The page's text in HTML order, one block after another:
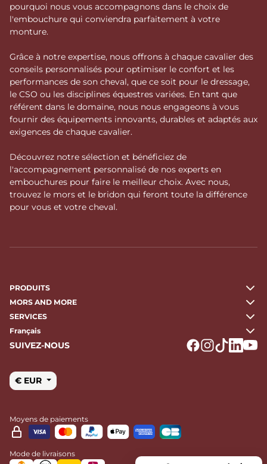
pourquoi nous vous accompagnons dans le choix de
l'embouchure qui conviendra parfaitement à votre
monture.
Grâce à notre expertise, nous offrons à chaque cavalier des
conseils personnalisés pour optimiser le confort et les
performances de son cheval, que ce soit pour le dressage,
le CSO ou les disciplines équestres variées. En tant que
référent dans le domaine, nous nous engageons à vous
fournir des équipements innovants, durables et adaptés aux
exigences de chaque cavalier.
Découvrez notre sélection et bénéficiez de
l'accompagnement personnalisé de nos experts en
embouchures pour faire le meilleur choix. Avec nous,
trouvez le mors et le bridon qui feront toute la différence
pour vous et votre cheval.
PRODUITS
MORS AND MORE
SERVICES
Français
SUIVEZ-NOUS
€ EUR
Moyens de paiements
Mode de livraisons